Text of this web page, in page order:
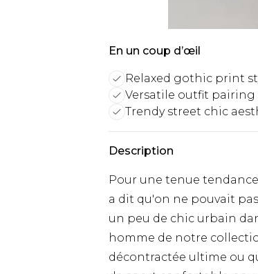
En un coup d’œil
Relaxed gothic print
Versatile outfit
Trendy street chic
Description
Pour une tenue
a dit qu'on ne pouvait
un peu de chic urbain
homme de notre
décontractée ultime ou